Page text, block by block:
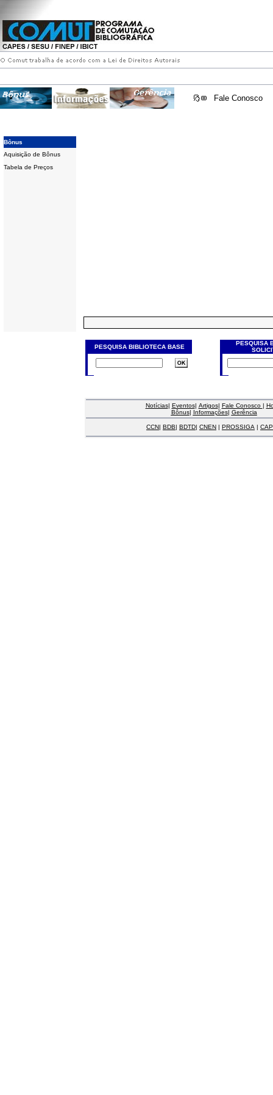
Fale Conosco
Bônus
Aquisição de Bônus
Tabela de Preços
PESQUISA BIBLIOTECA BASE
PESQUISA
Notícias| Eventos| Artigos| Fale Conosco |
Bônus| Informações| Gerência
CCN| BDB| BDTD| CNEN | PROSSIGA |